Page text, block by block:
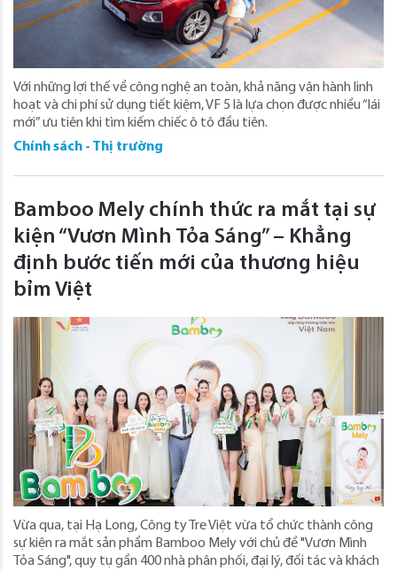
Với những lợi thế về công nghệ an toàn, khả năng vận hành linh
hoạt và chi phí sử dụng tiết kiệm, VF 5 là lựa chọn được nhiều “lái
mới” ưu tiên khi tìm kiếm chiếc ô tô đầu tiên.
Chính sách - Thị trường
Bamboo Mely chính thức ra mắt tại sự
kiện “Vươn Mình Tỏa Sáng” – Khẳng
định bước tiến mới của thương hiệu
bỉm Việt
Vừa qua, tại Hạ Long, Công ty Tre Việt vừa tổ chức thành công
sự kiện ra mắt sản phẩm Bamboo Mely với chủ đề "Vươn Mình
Tỏa Sáng", quy tụ gần 400 nhà phân phối, đại lý, đối tác và khách